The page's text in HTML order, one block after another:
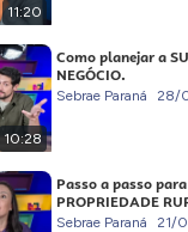
11:20
10:28
Como planejar a
NEGÓCIO.
Sebrae Paraná 28/
Passo a passo
PROPRIEDADE
Sebrae Paraná 21/